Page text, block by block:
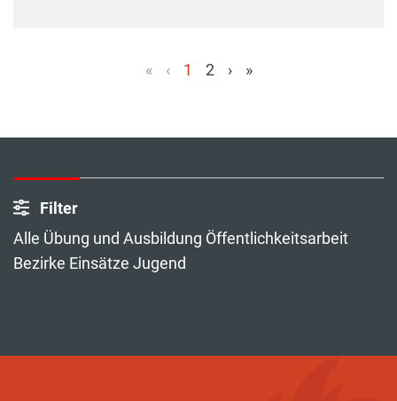
« ‹
1
2 › »
Filter
Alle Übung und Ausbildung Öffentlichkeitsarbeit
Bezirke Einsätze Jugend